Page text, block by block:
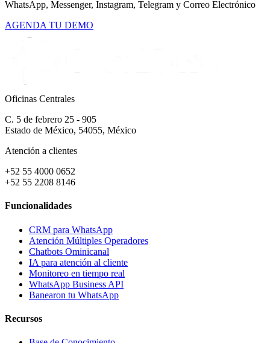
WhatsApp, Messenger, Instagram, Telegram y Correo Electrónico
AGENDA TU DEMO
Oficinas Centrales
C. 5 de febrero 25 - 905
Estado de México, 54055, México
Atención a clientes
+52 55 4000 0652
+52 55 2208 8146
Funcionalidades
CRM para WhatsApp
Atención Múltiples Operadores
Chatbots Ominicanal
IA para atención al cliente
Monitoreo en tiempo real
WhatsApp Business API
Banearon tu WhatsApp
Recursos